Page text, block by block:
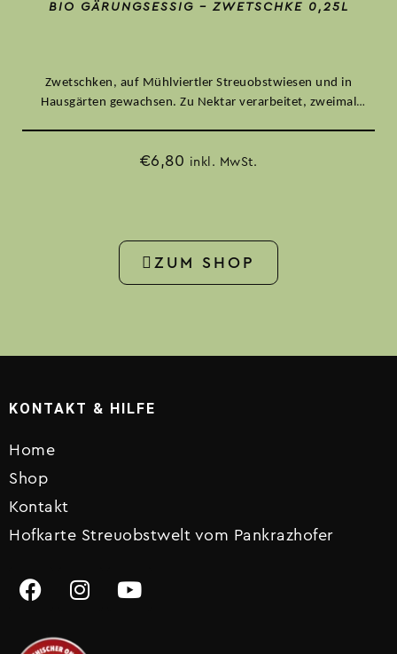
BIO GÄRUNGSESSIG – ZWETSCHKE 0,25L
Zwetschken, auf Mühlviertler Streuobstwiesen und in
Hausgärten gewachsen. Zu Nektar verarbeitet, zweimal
€6,80 inkl. MwSt.
ZUM SHOP
KONTAKT & HILFE
Home
Shop
Kontakt
Hofkarte Streuobstwelt vom Pankrazhofer